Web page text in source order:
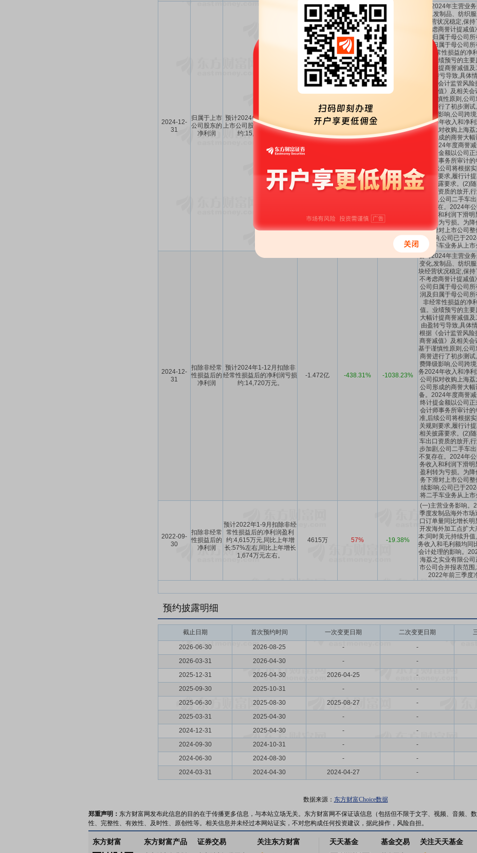
2024-12-
31
归属于上市
公司股东的
净利润
预计2024年1-12月归属于
上市公司股东的净利润亏损
约:15,050万元。
-1.505亿 -386.4% -1024.45%
公司2024年主营业
变化,发制品、纺织
块经营状况稳定,保
不考虑商誉计提减
公司归属于母公司
润及归属于母公司
非经常性损益的净
值。业绩预亏的主
大幅计提商誉减值
由盈转亏导致,具体
根据《会计监管风
商誉减值》及相关
基于谨慎性原则,公
商誉进行了初步测
费降级影响,公司跨
务2024年收入和净
公司拟对收购上海荔
公司形成的商誉大
备。2024年度商誉
终计提金额以公司
会计师事务所审计
准,后续公司将根据
关规则要求,履行计
相关披露要求。(2)
车出口资质的放开,
步加剧,公司二手车
不复存在。2024年
务收入和利润下滑
盈利转为亏损。为
务下滑对上市公司
续影响,公司已于
将二手车业务从上市
2024-12-
31
扣除非经常
性损益后的
净利润
预计2024年1-12月扣除非
经常性损益后的净利润亏损
约:14,720万元。
-1.472亿 -438.31% -1038.23%
公司2024年主营业
变化,发制品、纺织
块经营状况稳定,保
不考虑商誉计提减值
公司归属于母公司所
润及归属于母公司所
非经常性损益的净
值。业绩预亏的主
大幅计提商誉减值及
由盈转亏导致,具体
根据《会计监管风险
商誉减值》及相关会
基于谨慎性原则,公
商誉进行了初步测试
费降级影响,公司跨
务2024年收入和净
公司拟对收购上海荔
公司形成的商誉大
备。2024年度商誉
终计提金额以公司
会计师事务所审计的
准,后续公司将根据
关规则要求,履行计
相关披露要求。(2)
车出口资质的放开,
步加剧,公司二手车
不复存在。2024年
务收入和利润下滑明
盈利转为亏损。为降
务下滑对上市公司
续影响,公司已于
将二手车业务从上市
2022-09-
30
扣除非经常
性损益后的
净利润
预计2022年1-9月扣除非经
常性损益后的净利润盈利
约:4,615万元,同比上年增
长:57%左右,同比上年增长
1,674万元左右。
4615万 57% -19.38%
(一)主营业务影响。
季度发制品海外市场
口订单量同比增长明
开发海外加工点扩大
本;同时美元持续升值
务收入和毛利额均同
会计处理的影响。
海荔之实业有限公司
市公司合并报表范围
2022年前三季度
预约披露明细
截止日期 首次预约时间 一次变更日期 二次变更日期
2026-06-30 2026-08-25 - -
2026-03-31
2026-04-30 - -
2025-12-31
2026-04-30 2026-04-25 -
2025-09-30
2025-10-31 - -
2025-06-30
2025-08-30 2025-08-27 -
2025-03-31
2025-04-30 - -
2024-12-31
2025-04-30 - -
2024-09-30
2024-10-31 - -
2024-06-30
2024-08-30 - -
2024-03-31
2024-04-30 2024-04-27 -
数据来源： 东方财富Choice数据
郑重声明： 东方财富网发布此信息的目的在于传播更多信息，与本站立场无关。东方财富网不保证该信息（包括但不限于文字、视频、音频、
性、完整性、有效性、及时性、原创性等。相关信息并未经过本网站证实，不对您构成任何投资建议，据此操作，风险自担。
东方财富 东方财富产品 证券交易 关注东方财富 天天基金 基金交易 关注天天基金